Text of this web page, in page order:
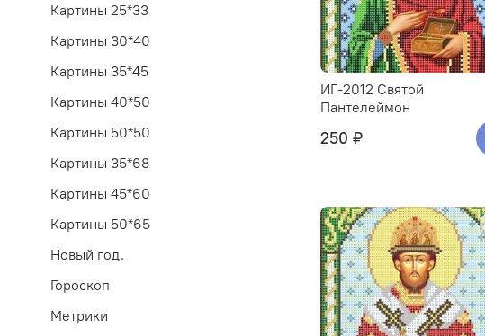
ИГ-2012 Святой
Пантелеймон
250 ₽
Картины 25*33
Картины 30*40
Картины 35*45
Картины 40*50
Картины 50*50
Картины 35*68
Картины 45*60
Картины 50*65
Новый год.
Гороскоп
Метрики